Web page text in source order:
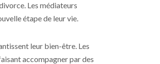
Les médiateurs
étape de leur vie.
leur bien-être. Les
accompagner par des